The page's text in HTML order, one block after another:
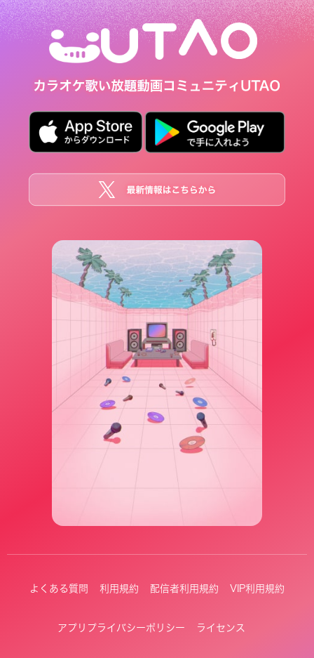
よくある質問 利用規約 配信者利用規約 VIP利用規約
アプリプライバシーポリシー ライセンス